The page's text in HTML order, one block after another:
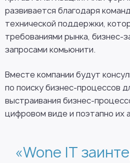
развивается благодаря
технической поддержки,
требованиями рынка, бизнес-
запросами комьюнити.
Вместе компании будут
по поиску бизнес-процессов
выстраивания бизнес-
цифровом виде и поэтапно их
«Wone IT